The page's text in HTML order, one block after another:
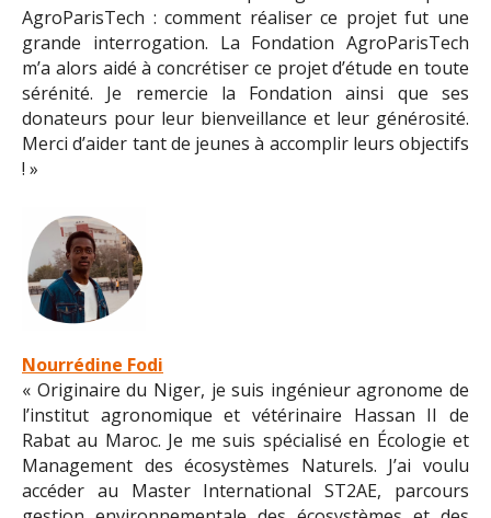
AgroParisTech : comment réaliser ce projet fut une
grande interrogation. La Fondation AgroParisTech
m’a alors aidé à concrétiser ce projet d’étude en toute
sérénité. Je remercie la Fondation ainsi que ses
donateurs pour leur bienveillance et leur générosité.
Merci d’aider tant de jeunes à accomplir leurs objectifs
! »
Nourrédine Fodi
« Originaire du Niger, je suis ingénieur agronome de
l’institut agronomique et vétérinaire Hassan II de
Rabat au Maroc. Je me suis spécialisé en Écologie et
Management des écosystèmes Naturels. J’ai voulu
accéder au Master International ST2AE, parcours